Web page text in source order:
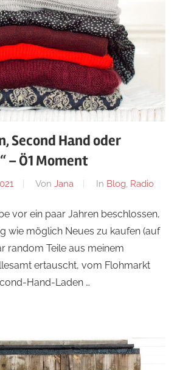
Second Hand oder
– Ö1 Moment
Von Jana In Blog, Radio
vor ein paar Jahren beschlossen,
wie möglich Neues zu kaufen (auf
random Teile aus meinem
ertauscht, vom Flohmarkt
Hand-Laden …